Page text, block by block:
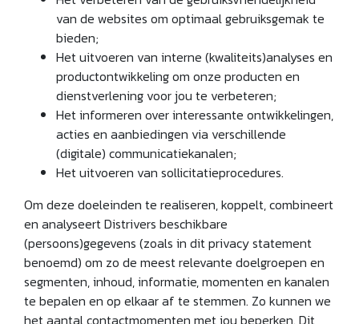
van de websites om optimaal gebruiksgemak te
bieden;
Het uitvoeren van interne (kwaliteits)analyses en
productontwikkeling om onze producten en
dienstverlening voor jou te verbeteren;
Het informeren over interessante ontwikkelingen,
acties en aanbiedingen via verschillende
(digitale) communicatiekanalen;
Het uitvoeren van sollicitatieprocedures.
Om deze doeleinden te realiseren, koppelt, combineert
en analyseert Distrivers beschikbare
(persoons)gegevens (zoals in dit privacy statement
benoemd) om zo de meest relevante doelgroepen en
segmenten, inhoud, informatie, momenten en kanalen
te bepalen en op elkaar af te stemmen. Zo kunnen we
het aantal contactmomenten met jou beperken. Dit